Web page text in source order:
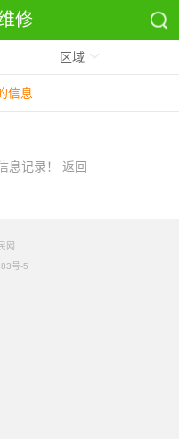
修
区域
信息
息记录！ 返回
网
号-5